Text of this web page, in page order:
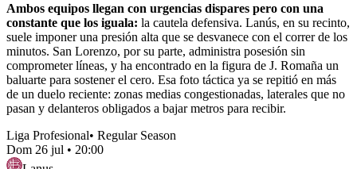
Ambos equipos llegan con urgencias dispares pero con una
constante que los iguala: la cautela defensiva. Lanús, en su recinto,
suele imponer una presión alta que se desvanece con el correr de los
minutos. San Lorenzo, por su parte, administra posesión sin
comprometer líneas, y ha encontrado en la figura de J. Romaña un
baluarte para sostener el cero. Esa foto táctica ya se repitió en más
de un duelo reciente: zonas medias congestionadas, laterales que no
pasan y delanteros obligados a bajar metros para recibir.
Liga Profesional• Regular Season
Dom 26 jul • 20:00